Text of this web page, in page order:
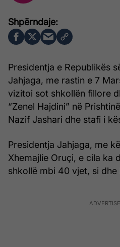
Presidentja e Republikës
Jahjaga, me rastin e 7
vizitoi sot shkollën fillore
“Zenel Hajdini” në
Nazif Jashari dhe stafi i
Presidentja Jahjaga, me
Xhemajlie Oruçi, e cila ka
shkollë mbi 40 vjet, si dhe